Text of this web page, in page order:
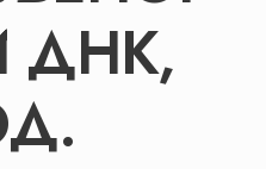
ДНК,